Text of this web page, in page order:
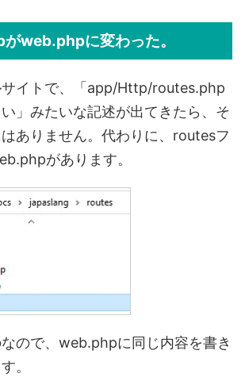
web.phpに変わった。
イトで、「 app/Http/routes.php
」みたいな記述が出てきたら、そ
ありません。代わりに、routesフ
があります。
ので、web.phpに同じ内容を書き
。